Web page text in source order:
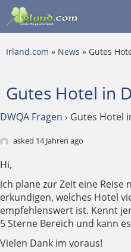
Irland.com » News » Gutes
Gutes Hotel in
DWQA Fragen › Gutes Hotel
asked 14 Jahren ago
Hi,
ich plane zur Zeit eine
erkundigen, welches Hotel
empfehlenswert ist. Kennt
5 Sterne Bereich und kann
Vielen Dank im voraus!